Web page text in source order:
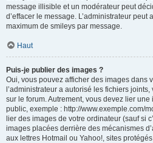
message illisible et un modérateur peut
d’effacer le message. L’administrateur peut
maximum de smileys par message.
Haut
Puis-je publier des images ?
Oui, vous pouvez afficher des images dans
l’administrateur a autorisé les fichiers
sur le forum. Autrement, vous devez lier
public, exemple : http://www.exemple.com/
lier des images de votre ordinateur (sauf si
images placées derrière des mécanismes
aux lettres Hotmail ou Yahoo!, sites